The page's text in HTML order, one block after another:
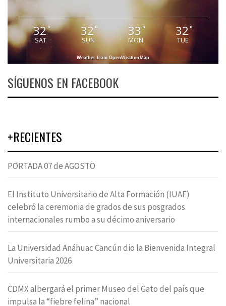
32°
SAT
32°
SUN
33 °
MON
32°
TUE
Weather from OpenWeatherMap
SÍGUENOS EN FACEBOOK
+RECIENTES
PORTADA 07 de AGOSTO
El Instituto Universitario de Alta Formación (IUAF)
celebró la ceremonia de grados de sus posgrados
internacionales rumbo a su décimo aniversario
La Universidad Anáhuac Cancún dio la Bienvenida Integral
Universitaria 2026
CDMX albergará el primer Museo del Gato del país que
impulsa la “fiebre felina” nacional